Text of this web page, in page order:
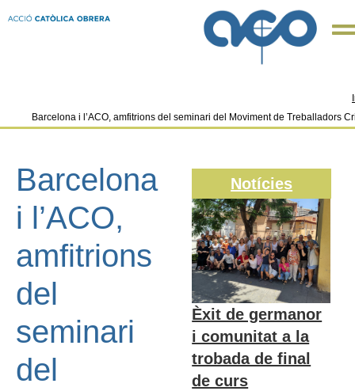
Barcelona i l’ACO, amfitrions del seminari del Moviment de Treballadors
Barcelona
i l’ACO,
amfitrions
del
seminari
del
Notícies
Èxit de germanor
i comunitat a la
trobada de final
de curs